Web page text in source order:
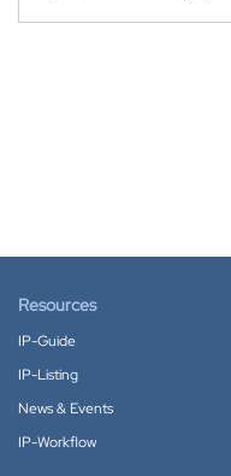
Resources
IP-Guide
IP-Listing
News & Events
IP-Workflow